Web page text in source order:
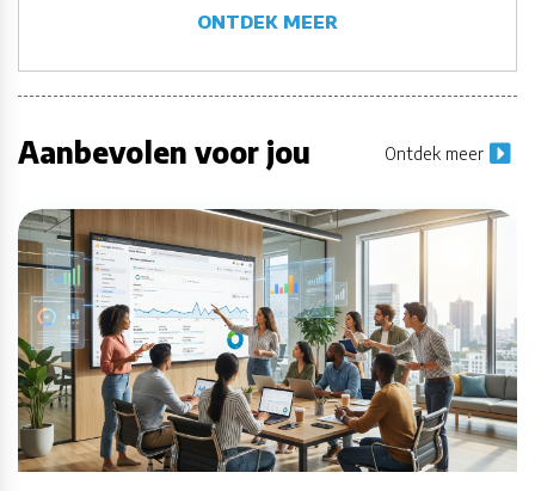
ONTDEK MEER
Aanbevolen voor jou Ontdek meer